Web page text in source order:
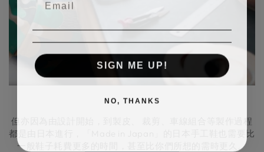
但亦因為由設計開始，到製皮、 裁剪、車線組合等製作過程
都是由日本進行，「Made in Japan」的日本手工鞋也需要比
一般鞋子耗費更多的時間，甚至比你們所想的需時更久。
SIGN ME UP!
NO, THANKS